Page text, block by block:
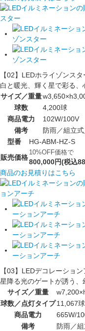
【02】LEDホライゾンスタ
白と暖光、輝く星で彩る、
サイズ／重量
球数
4,200球
商品電力
102W/100V
備考
防雨／組立
型番
HG-ABM-HZ-S
販売価格
10%OFF価格で
800,000円(税込
商品のお見積りはこちら
【03】LEDデコレーション
星降る光のゲートが誘う、
サイズ／重量
球数／点灯タイプ11,067
商品電力
665W/
備考
防雨／